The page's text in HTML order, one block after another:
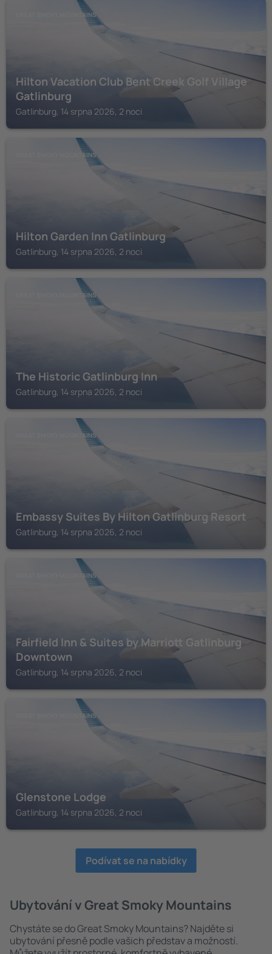
GREAT SMOKY MOUNTAINS
Hilton Vacation Club Bent Creek Golf Village
Gatlinburg
Gatlinburg, 14 srpna 2026, 2 noci
GREAT SMOKY MOUNTAINS
Hilton Garden Inn Gatlinburg
Gatlinburg, 14 srpna 2026, 2 noci
GREAT SMOKY MOUNTAINS
The Historic Gatlinburg Inn
Gatlinburg, 14 srpna 2026, 2 noci
GREAT SMOKY MOUNTAINS
Embassy Suites By Hilton Gatlinburg Resort
Gatlinburg, 14 srpna 2026, 2 noci
GREAT SMOKY MOUNTAINS
Fairfield Inn & Suites by Marriott Gatlinburg
Downtown
Gatlinburg, 14 srpna 2026, 2 noci
GREAT SMOKY MOUNTAINS
Glenstone Lodge
Gatlinburg, 14 srpna 2026, 2 noci
Podívat se na nabídky
Ubytování v Great Smoky Mountains
Chystáte se do Great Smoky Mountains? Najděte si
ubytování přesně podle vašich představ a možností.